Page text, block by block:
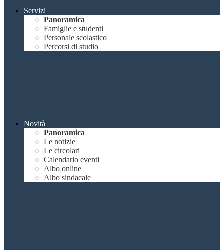
Servizi
Panoramica
Famiglie e studenti
Personale scolastico
Percorsi di studio
Novità
Panoramica
Le notizie
Le circolari
Calendario eventi
Albo online
Albo sindacale